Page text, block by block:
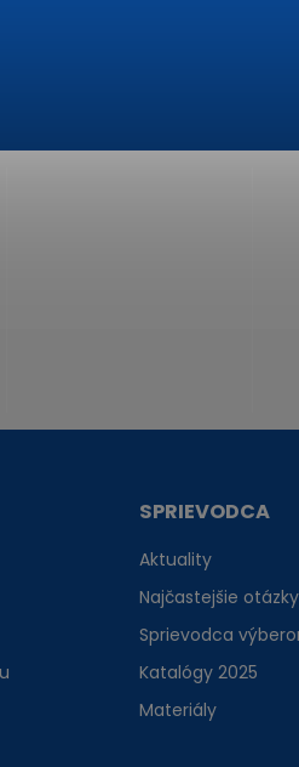
SPRIEVODCA
Aktuality
Najčastejšie
Sprievodca
Katalógy 2025
Materiály